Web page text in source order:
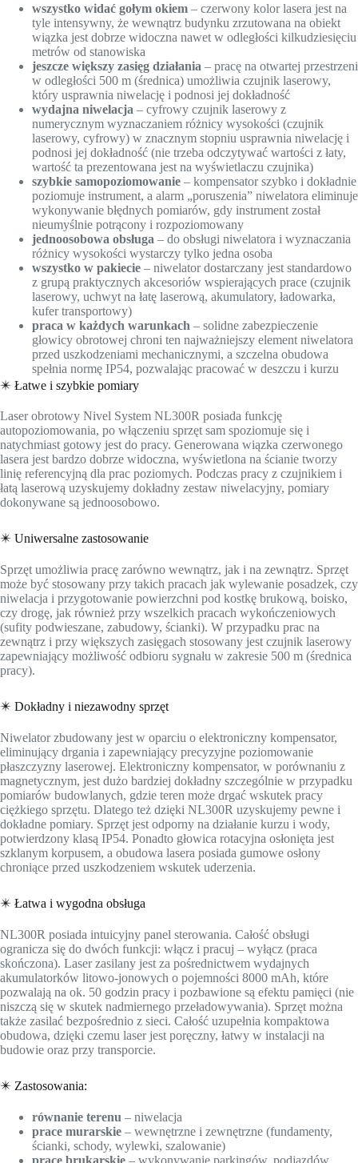
wszystko widać gołym okiem – czerwony kolor lasera jest na
tyle intensywny, że wewnątrz budynku zrzutowana na obiekt
wiązka jest dobrze widoczna nawet w odległości kilkudziesięciu
metrów od stanowiska
jeszcze większy zasięg działania – pracę na otwartej przestrzeni
w odległości 500 m (średnica) umożliwia czujnik laserowy,
który usprawnia niwelację i podnosi jej dokładność
wydajna niwelacja – cyfrowy czujnik laserowy z
numerycznym wyznaczaniem różnicy wysokości (czujnik
laserowy, cyfrowy) w znacznym stopniu usprawnia niwelację i
podnosi jej dokładność (nie trzeba odczytywać wartości z łaty,
wartość ta prezentowana jest na wyświetlaczu czujnika)
szybkie samopoziomowanie – kompensator szybko i dokładnie
poziomuje instrument, a alarm „poruszenia” niwelatora eliminuje
wykonywanie błędnych pomiarów, gdy instrument został
nieumyślnie potrącony i rozpoziomowany
jednoosobowa obsługa – do obsługi niwelatora i wyznaczania
różnicy wysokości wystarczy tylko jedna osoba
wszystko w pakiecie – niwelator dostarczany jest standardowo
z grupą praktycznych akcesoriów wspierających prace (czujnik
laserowy, uchwyt na łatę laserową, akumulatory, ładowarka,
kufer transportowy)
praca w każdych warunkach – solidne zabezpieczenie
głowicy obrotowej chroni ten najważniejszy element niwelatora
przed uszkodzeniami mechanicznymi, a szczelna obudowa
spełnia normę IP54, pozwalając pracować w deszczu i kurzu
✴️ Łatwe i szybkie pomiary
Laser obrotowy Nivel System NL300R posiada funkcję
autopoziomowania, po włączeniu sprzęt sam spoziomuje się i
natychmiast gotowy jest do pracy. Generowana wiązka czerwonego
lasera jest bardzo dobrze widoczna, wyświetlona na ścianie tworzy
linię referencyjną dla prac poziomych. Podczas pracy z czujnikiem i
łatą laserową uzyskujemy dokładny zestaw niwelacyjny, pomiary
dokonywane są jednoosobowo.
✴️ Uniwersalne zastosowanie
Sprzęt umożliwia pracę zarówno wewnątrz, jak i na zewnątrz. Sprzęt
może być stosowany przy takich pracach jak wylewanie posadzek, czy
niwelacja i przygotowanie powierzchni pod kostkę brukową, boisko,
czy drogę, jak również przy wszelkich pracach wykończeniowych
(sufity podwieszane, zabudowy, ścianki). W przypadku prac na
zewnątrz i przy większych zasięgach stosowany jest czujnik laserowy
zapewniający możliwość odbioru sygnału w zakresie 500 m (średnica
pracy).
✴️ Dokładny i niezawodny sprzęt
Niwelator zbudowany jest w oparciu o elektroniczny kompensator,
eliminujący drgania i zapewniający precyzyjne poziomowanie
płaszczyzny laserowej. Elektroniczny kompensator, w porównaniu z
magnetycznym, jest dużo bardziej dokładny szczególnie w przypadku
pomiarów budowlanych, gdzie teren może drgać wskutek pracy
ciężkiego sprzętu. Dlatego też dzięki NL300R uzyskujemy pewne i
dokładne pomiary. Sprzęt jest odporny na działanie kurzu i wody,
potwierdzony klasą IP54. Ponadto głowica rotacyjna osłonięta jest
szklanym korpusem, a obudowa lasera posiada gumowe osłony
chroniące przed uszkodzeniem wskutek uderzenia.
✴️ Łatwa i wygodna obsługa
NL300R posiada intuicyjny panel sterowania. Całość obsługi
ogranicza się do dwóch funkcji: włącz i pracuj – wyłącz (praca
skończona). Laser zasilany jest za pośrednictwem wydajnych
akumulatorków litowo-jonowych o pojemności 8000 mAh, które
pozwalają na ok. 50 godzin pracy i pozbawione są efektu pamięci (nie
niszczą się w skutek nadmiernego przeładowywania). Sprzęt można
także zasilać bezpośrednio z sieci. Całość uzupełnia kompaktowa
obudowa, dzięki czemu laser jest poręczny, łatwy w instalacji na
budowie oraz przy transporcie.
✴️ Zastosowania:
równanie terenu – niwelacja
prace murarskie – wewnętrzne i zewnętrzne (fundamenty,
ścianki, schody, wylewki, szalowanie)
prace brukarskie – wykonywanie parkingów, podjazdów,